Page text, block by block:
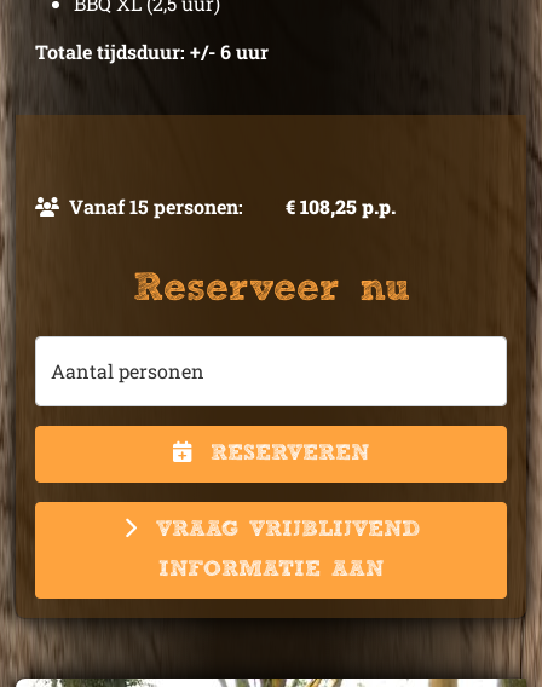
Totale tijdsduur: +/- 6 uur
Vanaf 15 personen: € 108,25 p.p.
Reserveer nu
Aantal personen
RESERVEREN
VRAAG VRIJBLIJVEND
INFORMATIE AAN